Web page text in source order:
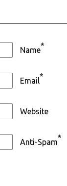
Name*
Email*
Website
Anti-Spam*